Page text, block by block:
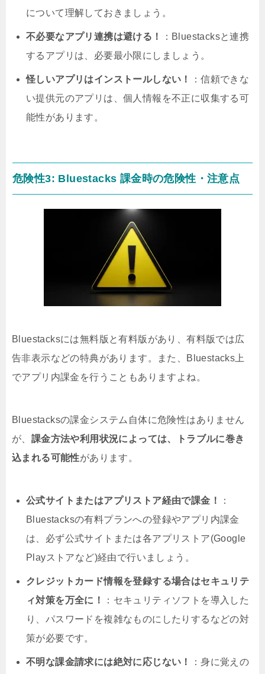
について理解しておきましょう。
不必要なアプリ連携は避ける！
：Bluestacksと連携
するアプリは、必要最小限にしましょう。
怪しいアプリはインストールしない！
：信頼できな
い提供元のアプリは、個人情報を不正に収集する可
能性があります。
危険性3: Bluestacks 課金時の危険性・注意点
Bluestacksには無料版と有料版があり、有料版では広
告非表示などの特典があります。また、Bluestacks上
でアプリ内課金を行うこともありますよね。
Bluestacksの課金システム自体に危険性はありません
が、 課金方法や利用状況によっては、トラブルに巻き
込まれる可能性があります。
公式サイトまたはアプリストア経由で課金！
：
Bluestacksの有料プランへの登録やアプリ内課金
は、必ず公式サイトまたは各アプリストア(Google
Playストアなど)経由で行いましょう。
クレジットカード情報を登録する場合はセキュリテ
ィ対策を万全に！
：セキュリティソフトを導入した
り、パスワードを複雑なものにしたりするなどの対
策が必要です。
不明な課金請求には絶対に応じない！
：身に覚えの